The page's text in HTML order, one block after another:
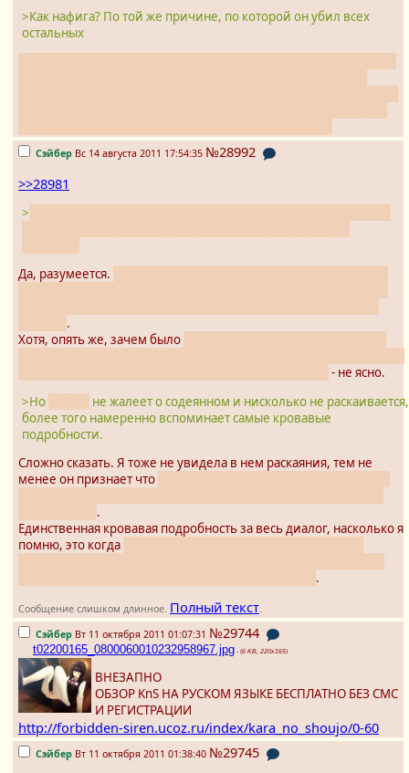
>Как нафига? По той же причине, по которой он убил всех
остальных
Сэйбер Вс 14 августа 2011 17:54:35 №28992
>>28981
>
Да, разумеется.
.
Хотя, опять же, зачем было
- не ясно.
>Но
не жалеет о содеянном и нисколько не раскаивается,
более того намеренно вспоминает самые кровавые
подробности.
Сложно сказать. Я тоже не увидела в нем раскаяния, тем не
менее он признает что
.
Единственная кровавая подробность за весь диалог, насколько я
помню, это когда
.
Сообщение слишком длинное. Полный текст.
Сэйбер Вт 11 октября 2011 01:07:31 №29744
t02200165_0800060010232958967.jpg - (6 KB, 220x165)
ВНЕЗАПНО
ОБЗОР KnS НА РУСКОМ ЯЗЫКЕ БЕСПЛАТНО БЕЗ СМС
И РЕГИСТРАЦИИ
http://forbidden-siren.ucoz.ru/index/kara_no_shoujo/0-60
Сэйбер Вт 11 октября 2011 01:38:40 №29745